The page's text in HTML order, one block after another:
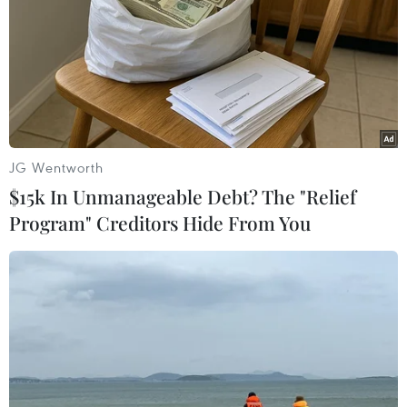
Theo Nghị quyết, từng bộ, ngành, địa phương
khẩn trương quán triệt, triển khai thực hiện
Nghị quyết Đại hội đại biểu toàn quốc lần thứ
XIII của Đảng; chỉ đạo quyết liệt triển khai kịp
thời chương trình hành động thực hiện đồng bộ,
hiệu quả các nhiệm vụ, giải pháp đã đề ra tại
Nghị quyết 01/NQ-CP ngày 1/1/2021 của Chính
phủ.
chủ động rà soát các giải pháp điều hành chính
sách tài khóa, tiền tệ, căn cứ vào diễn biến kinh
giảm, gia hạn thời hạn nộp thuế, cơ cấu lại nợ,
miễn giảm lãi vay hỗ trợ doanh nghiệp, khách
JG Wentworth
$15k In Unmanageable Debt? The "Relief
Program" Creditors Hide From You